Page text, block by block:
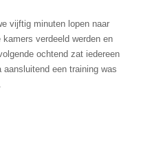
vijftig minuten lopen naar
verdeeld werden en
ochtend zat iedereen
een training was